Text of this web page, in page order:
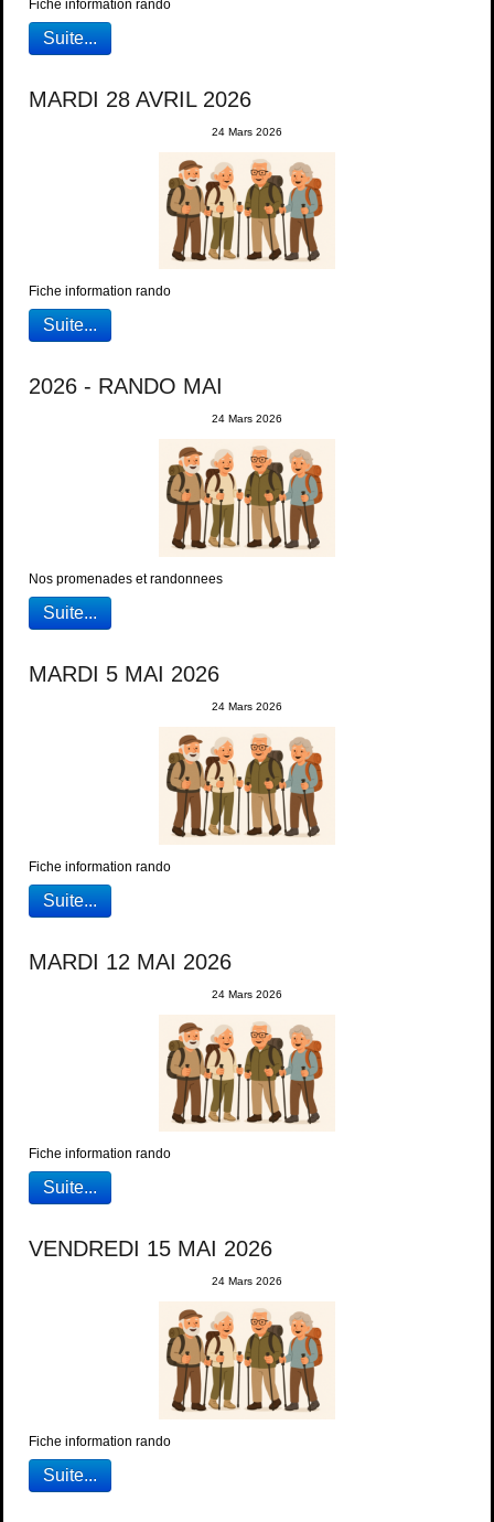
Fiche information rando
Suite...
MARDI 28 AVRIL 2026
24 Mars 2026
Fiche information rando
Suite...
2026 - RANDO MAI
24 Mars 2026
Nos promenades et randonnees
Suite...
MARDI 5 MAI 2026
24 Mars 2026
Fiche information rando
Suite...
MARDI 12 MAI 2026
24 Mars 2026
Fiche information rando
Suite...
VENDREDI 15 MAI 2026
24 Mars 2026
Fiche information rando
Suite...